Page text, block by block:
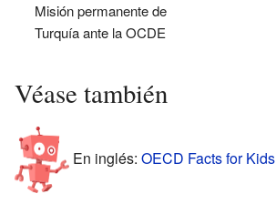
Misión permanente de
Turquía ante la OCDE
Véase también
En inglés: OECD Facts for Kids